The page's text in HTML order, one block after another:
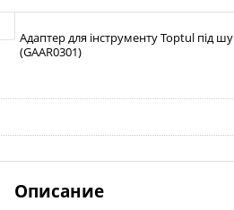
Адаптер для інструменту Toptul під
(GAAR0301)
Описание